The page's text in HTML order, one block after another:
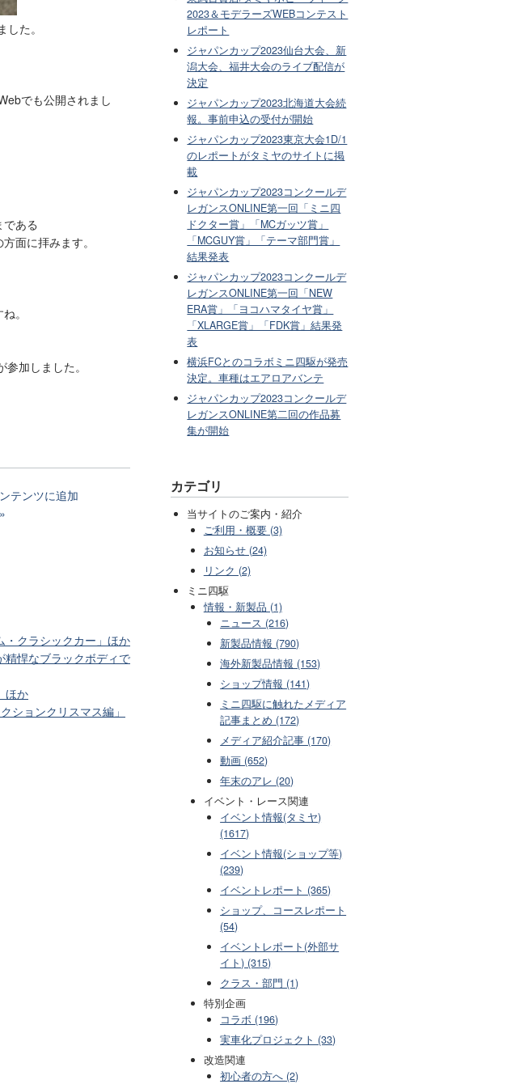
た。
でも公開されまし
ある
面に拝みます。
。
加しました。
テンツに追加
・クラシックカー」ほか
精悍なブラックボディで
ほか
ションクリスマス編」
2023＆モデラーズWEBコンテスト
レポート
ジャパンカップ2023仙台大会、新
潟大会、福井大会のライブ配信が
決定
ジャパンカップ2023北海道大会続
報。事前申込の受付が開始
ジャパンカップ2023東京大会1D/1
のレポートがタミヤのサイトに掲
載
ジャパンカップ2023コンクールデ
レガンスONLINE第一回「ミニ四
ドクター賞」「MCガッツ賞」
「MCGUY賞」「テーマ部門賞」
結果発表
ジャパンカップ2023コンクールデ
レガンスONLINE第一回「NEW
ERA賞」「ヨコハマタイヤ賞」
「XLARGE賞」「FDK賞」結果発
表
横浜FCとのコラボミニ四駆が発売
決定。車種はエアロアバンテ
ジャパンカップ2023コンクールデ
レガンスONLINE第二回の作品募
集が開始
カテゴリ
当サイトのご案内・紹介
ご利用・概要 (3)
お知らせ (24)
リンク (2)
ミニ四駆
情報・新製品 (1)
ニュース (216)
新製品情報 (790)
海外新製品情報 (153)
ショップ情報 (141)
ミニ四駆に触れたメディア
記事まとめ (172)
メディア紹介記事 (170)
動画 (652)
年末のアレ (20)
イベント・レース関連
イベント情報(タミヤ)
(1617)
イベント情報(ショップ等)
(239)
イベントレポート (365)
ショップ、コースレポート
(54)
イベントレポート(外部サ
イト) (315)
クラス・部門 (1)
特別企画
コラボ (196)
実車化プロジェクト (33)
改造関連
初心者の方へ (2)